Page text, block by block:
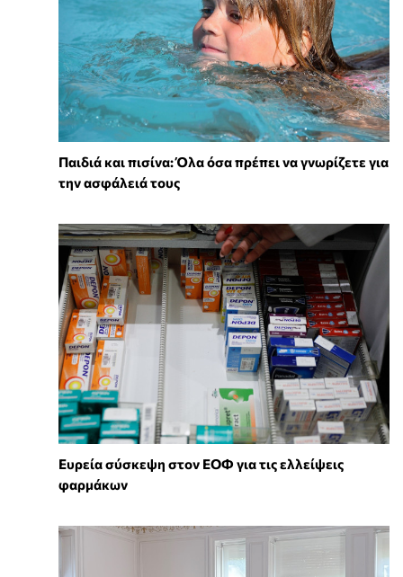
Παιδιά και πισίνα: Όλα όσα πρέπει να γνωρίζετε για
την ασφάλειά τους
Ευρεία σύσκεψη στον ΕΟΦ για τις ελλείψεις
φαρμάκων